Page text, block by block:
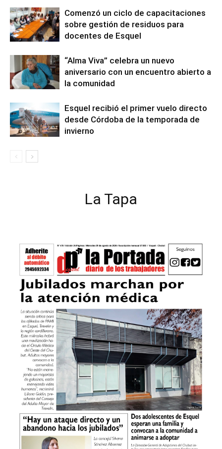
Comenzó un ciclo de capacitaciones
sobre gestión de residuos para
docentes de Esquel
“Alma Viva” celebra un nuevo
aniversario con un encuentro abierto a
la comunidad
Esquel recibió el primer vuelo directo
desde Córdoba de la temporada de
invierno
La Tapa